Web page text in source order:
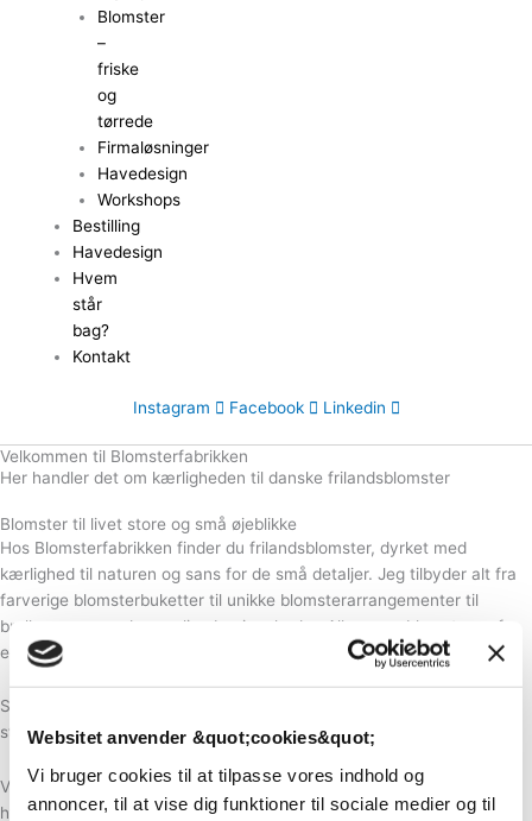
Websitet anvender &quot;cookies&quot;
Vi bruger cookies til at tilpasse vores indhold og
annoncer, til at vise dig funktioner til sociale medier og til
Blomster
–
friske
og
tørrede
Firmaløsninger
Havedesign
Workshops
Bestilling
Havedesign
Hvem
står
bag?
Kontakt
Instagram Facebook Linkedin
Velkommen til Blomsterfabrikken
Her handler det om kærligheden til danske frilandsblomster
Blomster til livet store og små øjeblikke
Hos Blomsterfabrikken finder du frilandsblomster, dyrket med
kærlighed til naturen og sans for de små detaljer. Jeg tilbyder alt fra
farverige blomsterbuketter til unikke blomsterarrangementer til
bryllupper og andre særlige begivenheder. Alle vores blomster er fra
egen blomstermark i Vejle.
Skal du arrangere en smuk og personlig afsked? Jeg skaber også
stemningsfuld kistepynt, der sætter et personligt præg på dagen.
Vil du selv prøve kræfter med blomsterkunsten? Deltag i en af mine
hyggelige workshops i Vejle, hvor kreativitet og blomsterhygge går